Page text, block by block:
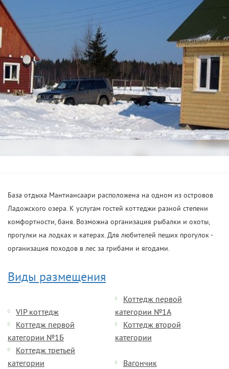
База отдыха Мантиансаари расположена на одном из островов
Ладожского озера. К услугам гостей коттеджи разной степени
комфортности, баня. Возможна организация рыбалки и охоты,
прогулки на лодках и катерах. Для любителей пеших прогулок -
организация походов в лес за грибами и ягодами.
Виды размещения
VIP коттедж
Коттедж первой
категории №1А
Коттедж первой
категории №1Б
Коттедж второй
категории
Коттедж третьей
категории
Вагончик